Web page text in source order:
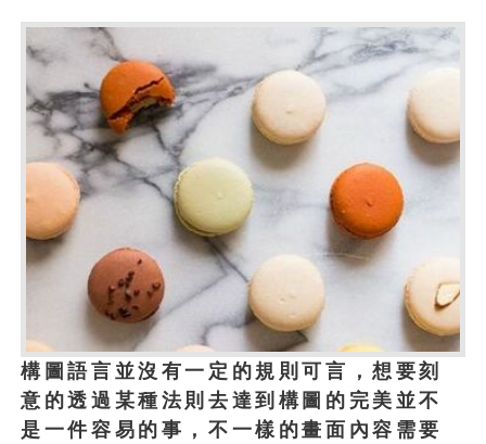
構圖語言並沒有一定的規則可言，想要刻
意的透過某種法則去達到構圖的完美並不
是一件容易的事，不一樣的畫面內容需要